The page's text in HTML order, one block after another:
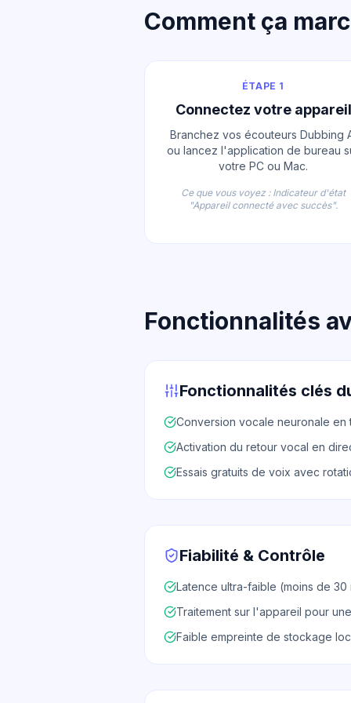
Comment ça
ÉTAPE 1
Connectez votre appareil
Branchez vos écouteurs Dubbing
ou lancez l'application de bureau
votre PC ou Mac.
Ce que vous voyez : Indicateur d'état
"Appareil connecté avec succès".
Fonctionnalités
Fonctionnalités clés
Conversion vocale neuronale en
Activation du retour vocal en
Essais gratuits de voix avec
Fiabilité & Contrôle
Latence ultra-faible (moins de 30
Traitement sur l'appareil pour
Faible empreinte de stockage